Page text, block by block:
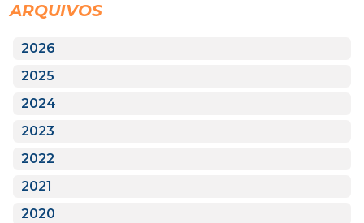
ARQUIVOS
2026
2025
2024
2023
2022
2021
2020